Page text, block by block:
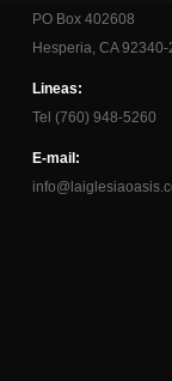
PO Box 402608
Hesperia, CA 92340-
Lineas:
Tel (760) 948-5260
E-mail: